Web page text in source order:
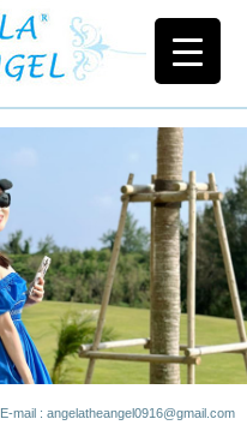
E-mail : angelatheangel0916@gmail.com